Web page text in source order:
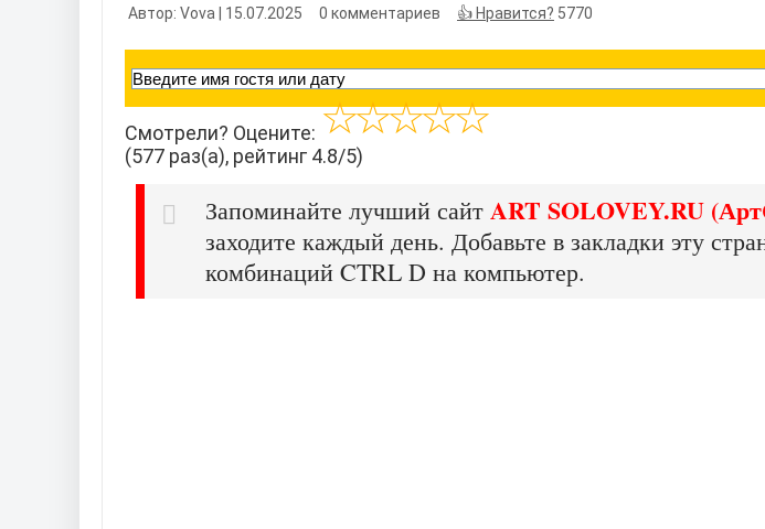
Автор: Vova | 15.07.2025 0 комментариев 👍 Нравится? 5770
Смотрели? Оцените:
(577 раз(а), рейтинг 4.8/5)
Запоминайте лучший сайт ART SOLOVEY.RU
заходите каждый день. Добавьте в закладки эту
комбинаций CTRL D на компьютер.